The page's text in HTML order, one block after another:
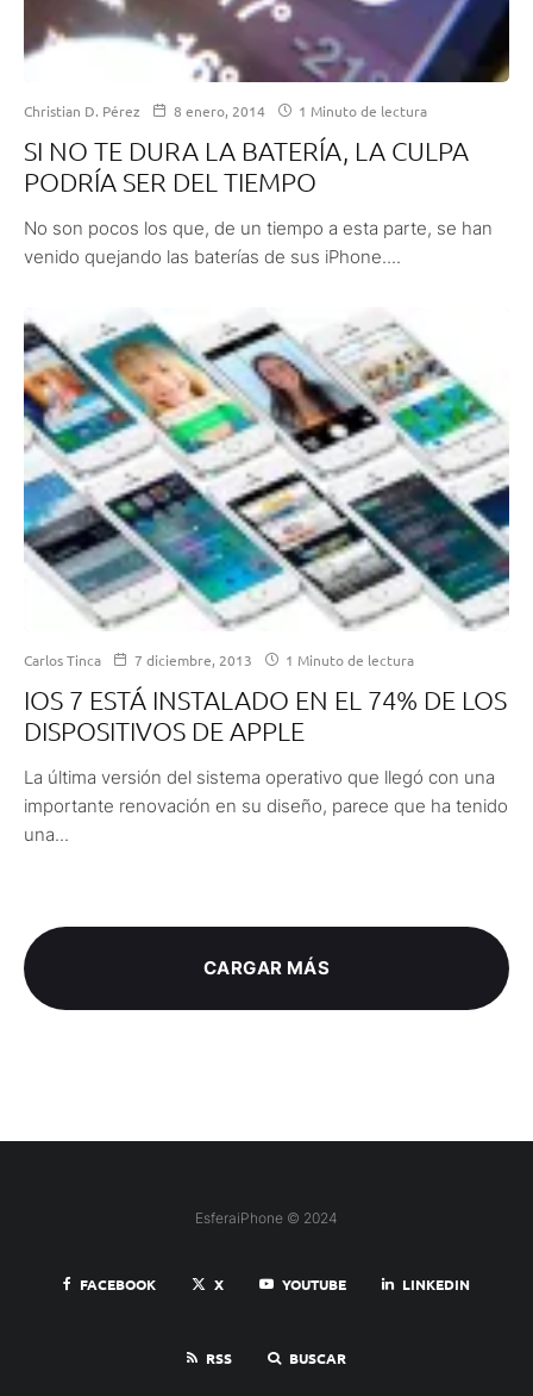
Christian D. Pérez 8 enero, 2014 1 Minuto de lectura
SI NO TE DURA LA BATERÍA, LA CULPA
PODRÍA SER DEL TIEMPO
No son pocos los que, de un tiempo a esta parte, se han
venido quejando las baterías de sus iPhone....
Carlos Tinca 7 diciembre, 2013 1 Minuto de lectura
IOS 7 ESTÁ INSTALADO EN EL 74% DE LOS
DISPOSITIVOS DE APPLE
La última versión del sistema operativo que llegó con una
importante renovación en su diseño, parece que ha tenido
una...
CARGAR MÁS
EsferaiPhone © 2024
FACEBOOK X YOUTUBE LINKEDIN
RSS BUSCAR